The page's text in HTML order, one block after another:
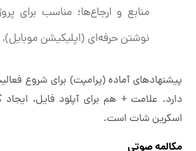
منابع و ارجاع‌ها؛ مناسب برای
نوشتن حرفه‌ای (اپلیکیشن موبایل),
پیشنهادهای آماده (پرامپت) برای شروع
دارد. علامت + هم برای آپلود فایل،
اسکرین شات است.